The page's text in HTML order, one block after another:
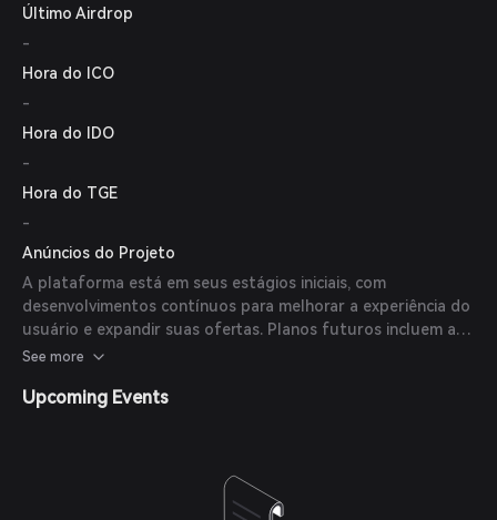
Último Airdrop
-
Hora do ICO
-
Hora do IDO
-
Hora do TGE
-
Anúncios do Projeto
A plataforma está em seus estágios iniciais, com
desenvolvimentos contínuos para melhorar a experiência do
usuário e expandir suas ofertas. Planos futuros incluem a
introdução de mais padrões de evolução e a ampliação da
See more
Upcoming Events